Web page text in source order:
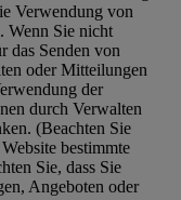
Verwendung von
Wenn Sie nicht
das Senden von
oder Mitteilungen
der
durch Verwalten
(Beachten Sie
bestimmte
Sie, dass Sie
Angeboten oder